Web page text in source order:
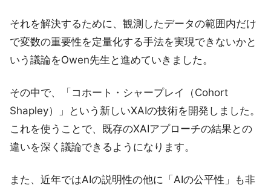
それを解決するために、観測したデータの範囲内だけ
で変数の重要性を定量化する手法を実現できないかと
いう議論をOwen先生と進めていきました。
その中で、「コホート・シャープレイ（Cohort
Shapley）」という新しいXAIの技術を開発しました。
これを使うことで、既存のXAIアプローチの結果との
違いを深く議論できるようになります。
また、近年ではAIの説明性の他に「AIの公平性」も非